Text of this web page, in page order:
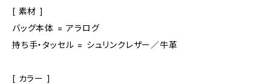
[ 素材 ]
バッグ本体 = アラログ
持ち手・タッセル = シュリンクレザー／牛革
[ カラー ]